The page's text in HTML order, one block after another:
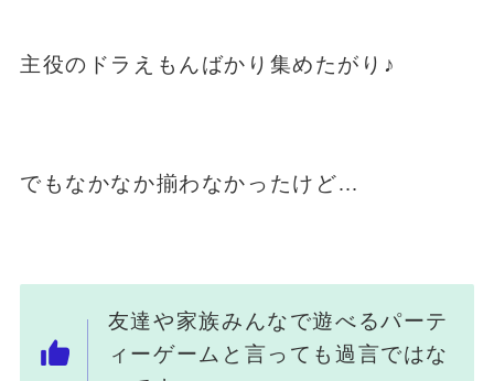
主役のドラえもんばかり集めたがり♪
でもなかなか揃わなかったけど…
友達や家族みんなで遊べるパーテ
ィーゲームと言っても過言ではな